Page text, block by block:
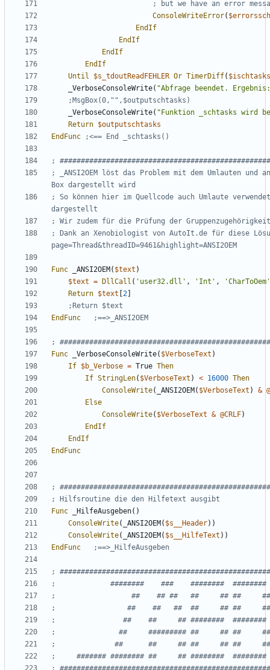
ConsoleWriteError(
EndIf
EndIf
EndIf
EndIf
Until
$s_tdoutReadFEHLER Or TimerDiff(
_VerboseConsoleWrite( "Abfrage beendet.
_VerboseConsoleWrite( "Funktion _schtasks wird
Return $outputschtasks
EndFunc
; _ANSI2OEM löst das Problem mit dem Umlauten
; So können hier im Quellcode auch Umlaute
; Dank an Xenobiologist von AutoIt.de für diese
Func _ANSI2OEM( $text )
$text = DllCall ( 'user32.dll' , 'Int' ,
'CharToOem'
Return $text [2]
EndFunc
Func _VerboseConsoleWrite( $VerboseText )
If $b_Verbose = True Then
If StringLen( $VerboseText ) < 16000 Then
ConsoleWrite( _ANSI2OEM( $VerboseText ) &
Else
ConsoleWrite( $VerboseText & @CRLF)
EndIf
EndIf
EndFunc
Func
_HilfeAusgeben()
ConsoleWrite( _ANSI2OEM( $s__Header))
ConsoleWrite( _ANSI2OEM( $s__HilfeText ))
EndFunc